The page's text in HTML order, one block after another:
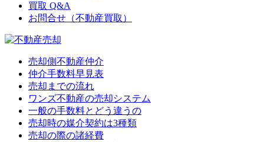
買取 Q&A
お問合せ（不動産買取）
売却側不動産仲介
仲介手数料早見表
売却までの流れ
ワンズ不動産の売却システム
一般の手数料とどう違うの
売却時の媒介契約は3種類
売却の際の諸経費